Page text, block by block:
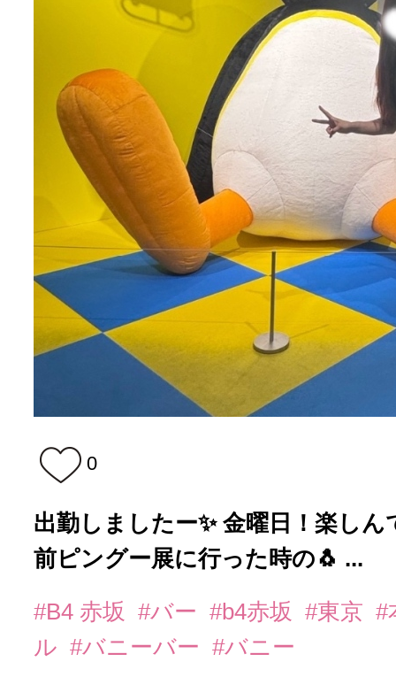
0
出勤しましたー✨ 金曜日！楽し
前ピングー展に行った時の🐧 ...
#B4 赤坂 #バー #b4赤坂 #東京 #
ル #バニーバー #バニー